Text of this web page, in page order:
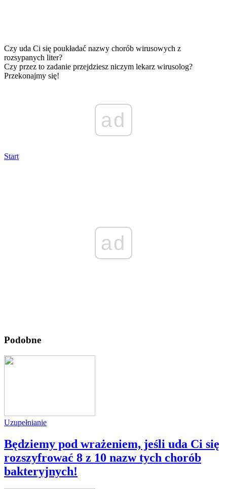
Czy uda Ci się poukładać nazwy chorób wirusowych z
rozsypanych liter?
Czy przez to zadanie przejdziesz niczym lekarz wirusolog?
Przekonajmy się!
ad
Start
ad
Podobne
Uzupełnianie
Będziemy pod wrażeniem, jeśli uda Ci się
rozszyfrować 8 z 10 nazw tych chorób
bakteryjnych!